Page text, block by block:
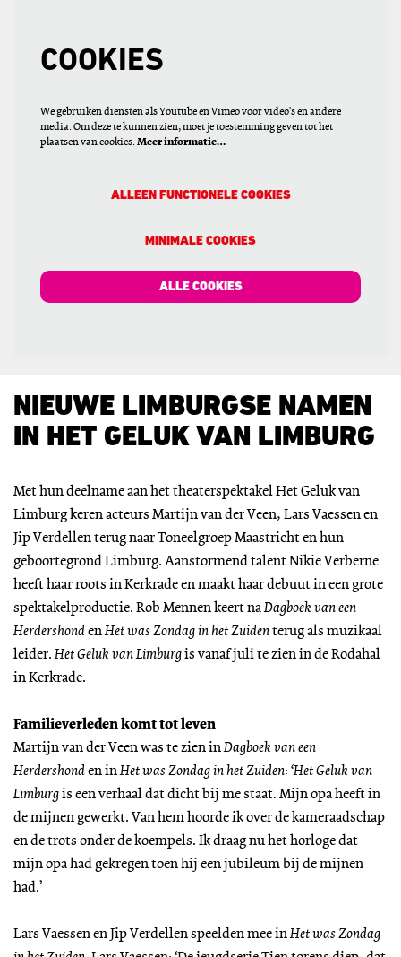
COOKIES
We gebruiken diensten als Youtube en Vimeo voor video's en andere
media. Om deze te kunnen zien, moet je toestemming geven tot het
plaatsen van cookies. Meer informatie…
ALLEEN FUNCTIONELE COOKIES
MINIMALE COOKIES
ALLE COOKIES
NIEUWE LIMBURGSE NAMEN
IN HET GELUK VAN LIMBURG
Met hun deelname aan het theaterspektakel Het Geluk van
Limburg keren acteurs Martijn van der Veen, Lars Vaessen en
Jip Verdellen terug naar Toneelgroep Maastricht en hun
geboortegrond Limburg. Aanstormend talent Nikie Verberne
heeft haar roots in Kerkrade en maakt haar debuut in een grote
spektakelproductie. Rob Mennen keert naDagboek van een
HerdershondenHet was Zondag in het Zuidenterug als muzikaal
leider.Het Geluk van Limburgis vanaf juli te zien in de Rodahal
in Kerkrade.
Familieverleden komt tot leven
Martijn van der Veen was te zien inDagboek van een
Herdershonden inHet was Zondag in het Zuiden: ‘Het Geluk van
Limburgis een verhaal dat dicht bij me staat. Mijn opa heeft in
de mijnen gewerkt. Van hem hoorde ik over de kameraadschap
en de trots onder de koempels. Ik draag nu het horloge dat
mijn opa had gekregen toen hij een jubileum bij de mijnen
had.’
Lars Vaessen en Jip Verdellen speelden mee inHet was Zondag